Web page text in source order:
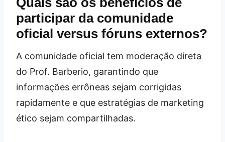
participar da comunidade
oficial versus fóruns externos?
A comunidade oficial tem moderação direta
do Prof. Barberio, garantindo que
informações errôneas sejam corrigidas
rapidamente e que estratégias de marketing
ético sejam compartilhadas.